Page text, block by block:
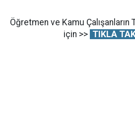
Öğretmen ve Kamu Çalışanların
için >> TIKLA